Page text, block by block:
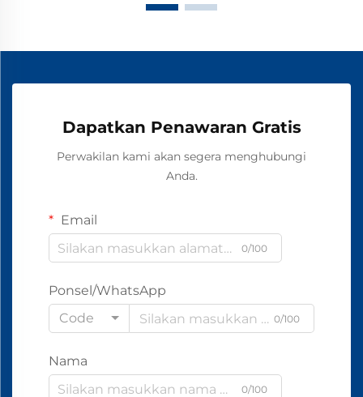
Dapatkan Penawaran Gratis
Perwakilan kami akan segera menghubungi
Anda.
Email
0/100
Ponsel/WhatsApp
Code
0/100
Nama
0/100